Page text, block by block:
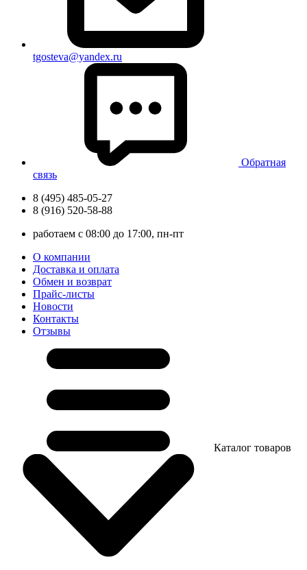
tgosteva@yandex.ru
Обратная
связь
8 (495) 485-05-27
8 (916) 520-58-88
работаем с 08:00 до 17:00, пн-пт
О компании
Доставка и оплата
Обмен и возврат
Прайс-листы
Новости
Контакты
Отзывы
Каталог товаров